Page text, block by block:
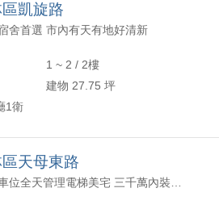
凱旋路
舍首選 市內有天有地好清新
1 ~ 2 / 2樓
建物 27.75 坪
1衛
天母東路